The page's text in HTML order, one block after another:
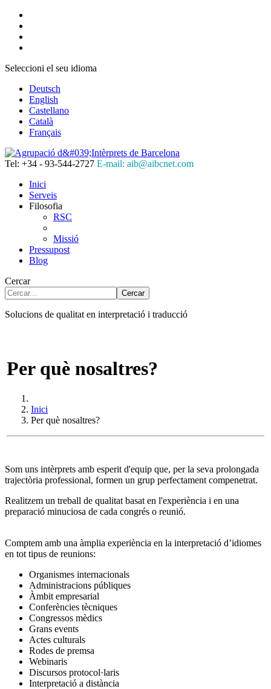
Seleccioni el seu idioma
Deutsch
English
Castellano
Català
Français
Tel: +34 - 93-544-2727 E-mail: aib@aibcnet.com
Inici
Serveis
Filosofia
RSC
Missió
Pressupost
Blog
Cercar
Cercar
Solucions de qualitat en interpretació i traducció
Per què nosaltres?
Inici
Per què nosaltres?
Som uns intèrprets amb esperit d'equip que, per la seva prolongada
trajectòria professional, formen un grup perfectament compenetrat.
Realitzem un treball de qualitat basat en l'experiència i en una
preparació minuciosa de cada congrés o reunió.
Comptem amb una àmplia experiència en la interpretació d’idiomes
en tot tipus de reunions:
Organismes internacionals
Administracions públiques
Àmbit empresarial
Conferències tècniques
Congressos mèdics
Grans events
Actes culturals
Rodes de premsa
Webinaris
Discursos protocol·laris
Interpretació a distància